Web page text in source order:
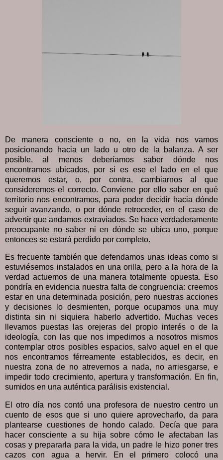
De manera consciente o no, en la vida nos vamos
posicionando hacia un lado u otro de la balanza. A ser
posible, al menos deberíamos saber dónde nos
encontramos ubicados, por si es ese el lado en el que
queremos estar, o, por contra, cambiarnos al que
consideremos el correcto. Conviene por ello saber en qué
territorio nos encontramos, para poder decidir hacia dónde
seguir avanzando, o por dónde retroceder, en el caso de
advertir que andamos extraviados. Se hace verdaderamente
preocupante no saber ni en dónde se ubica uno, porque
entonces se estará perdido por completo.
Es frecuente también que defendamos unas ideas como si
estuviésemos instalados en una orilla, pero a la hora de la
verdad actuemos de una manera totalmente opuesta. Eso
pondría en evidencia nuestra falta de congruencia: creemos
estar en una determinada posición, pero nuestras acciones
y decisiones lo desmienten, porque ocupamos una muy
distinta sin ni siquiera haberlo advertido. Muchas veces
llevamos puestas las orejeras del propio interés o de la
ideología, con las que nos impedimos a nosotros mismos
contemplar otros posibles espacios, salvo aquel en el que
nos encontramos férreamente establecidos, es decir, en
nuestra zona de no atrevernos a nada, no arriesgarse, e
impedir todo crecimiento, apertura y transformación. En fin,
sumidos en una auténtica parálisis existencial.
El otro día nos contó una profesora de nuestro centro un
cuento de esos que si uno quiere aprovecharlo, da para
plantearse cuestiones de hondo calado. Decía que para
hacer consciente a su hija sobre cómo le afectaban las
cosas y prepararla para la vida, un padre le hizo poner tres
cazos con agua a hervir. En el primero colocó una